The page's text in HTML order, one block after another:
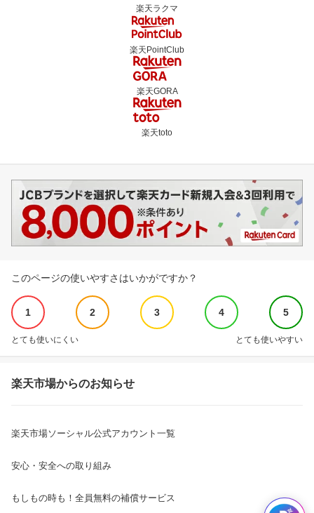
楽天ラクマ
楽天PointClub
楽天GORA
楽天toto
このページの使いやすさはいかがですか？
1 2 3 4 5
とても使いにくい とても使いやすい
楽天市場からのお知らせ
楽天市場ソーシャル公式アカウント一覧
安心・安全への取り組み
もしもの時も！全員無料の補償サービス